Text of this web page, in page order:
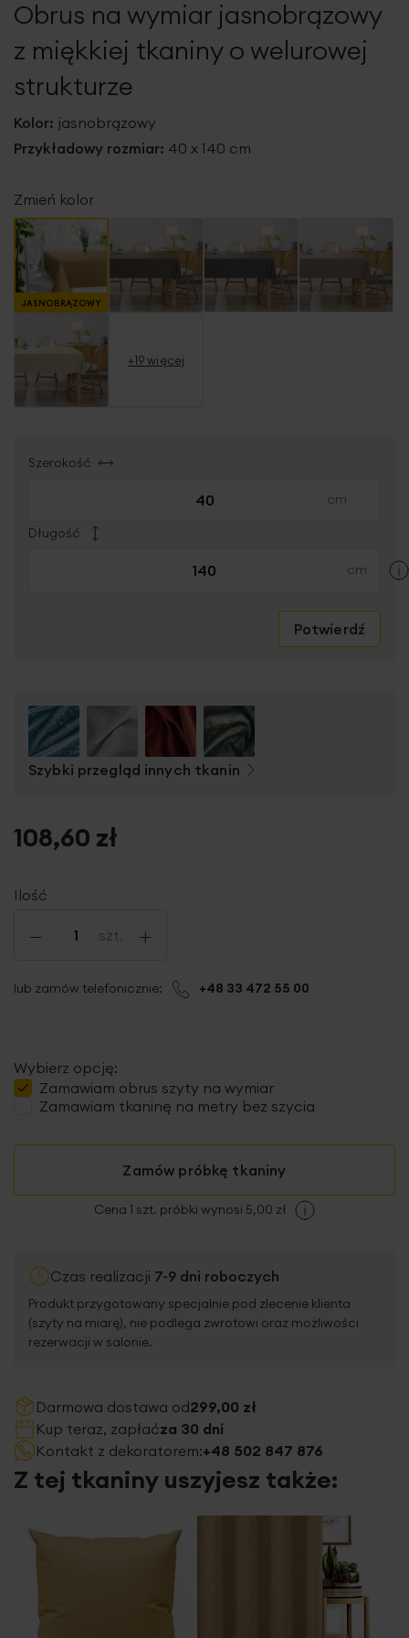
galeriiObrus na wymiar jasnobrązowy
z miękkiej tkaniny o welurowej
strukturze
Kolor: jasnobrązowy
Przykładowy rozmiar: 40 x 140 cm
Zmień kolor
JASNOBRĄZOWY
+19 więcej
Szerokość
Długość
Potwierdź
Szybki przegląd innych tkanin
108,60 zł
Ilość
- szt. +
lub zamów telefonicznie: +48 33 472 55 00
Wybierz opcję:
Zamawiam obrus szyty na wymiar
Zamawiam tkaninę na metry bez szycia
Zamów próbkę tkaniny
Cena 1 szt. próbki wynosi 5,00 zł
Czas realizacji 7-9 dni roboczych
Produkt przygotowany specjalnie pod zlecenie klienta
(szyty na miarę), nie podlega zwrotowi oraz możliwości
rezerwacji w salonie.
Darmowa dostawa od299,00 zł
Kup teraz, zapłaćza 30 dni
Kontakt z dekoratorem:+48 502 847 876
Z tej tkaniny uszyjesz także: